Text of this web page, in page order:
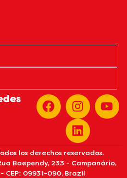
los derechos reservados.
Baependy, 233 - Campanário,
CEP: 09931-090, Brazil